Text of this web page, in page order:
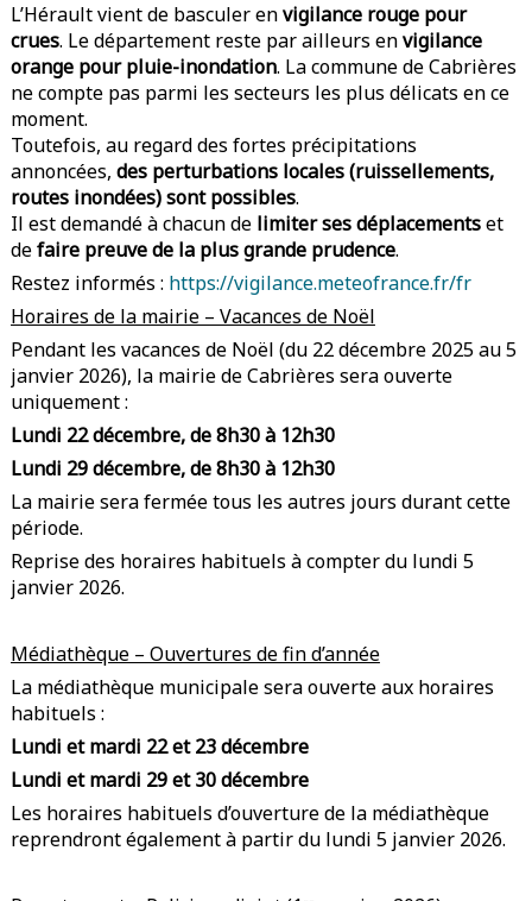
L’Hérault vient de basculer envigilance rouge pour
crues. Le département reste par ailleurs envigilance
orange pour pluie-inondation. La commune de Cabrières
ne compte pas parmi les secteurs les plus délicats en ce
moment.
Toutefois, au regard des fortes précipitations
annoncées, des perturbations locales (ruissellements,
routes inondées) sont possibles.
Il est demandé à chacun de limiter ses déplacementset
defaire preuve de la plus grande prudence.
Restez informés : https://vigilance.meteofrance.fr/fr
Horaires de la mairie – Vacances de Noël
Pendant les vacances de Noël (du 22 décembre 2025 au 5
janvier 2026), la mairie de Cabrières sera ouverte
uniquement :
Lundi 22 décembre, de 8h30 à 12h30
Lundi 29 décembre, de 8h30 à 12h30
La mairie sera fermée tous les autres jours durant cette
période.
Reprise des horaires habituels à compter du lundi 5
janvier 2026.
Médiathèque – Ouvertures de fin d’année
La médiathèque municipale sera ouverte aux horaires
habituels :
Lundi et mardi 22 et 23 décembre
Lundi et mardi 29 et 30 décembre
Les horaires habituels d’ouverture de la médiathèque
reprendront également à partir du lundi 5 janvier 2026.